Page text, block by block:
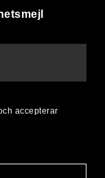
accepterar